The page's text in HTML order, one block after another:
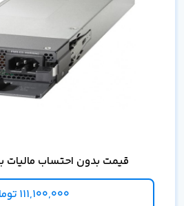
قیمت بدون احتساب مالیات
111,100,000